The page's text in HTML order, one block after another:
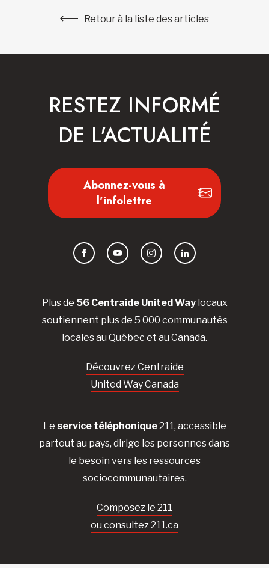
Retour à la liste des articles
Plus de 56 Centraide United Waylocaux
soutiennent plus de 5 000 communautés
locales au Québec et au Canada.
Découvrez Centraide
United Way Canada
Le service téléphonique211, accessible
partout au pays, dirige les personnes dans
le besoin vers les ressources
sociocommunautaires.
Composez le 211
ou consultez 211.ca
RESTEZ INFORMÉ
DE L'ACTUALITÉ
Abonnez-vous à
l'infolettre
FacebookYouTubeInstagramLinkedIn